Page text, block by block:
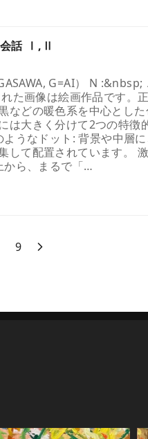
会話 Ⅰ,Ⅱ
G=AI） N :&nbsp;
た画像は絵画作品です。
などの暖色系を中心とし
は大きく分けて2つの特徴
うなドット: 背景や中層
して配置されています。
から、まるで「…
9